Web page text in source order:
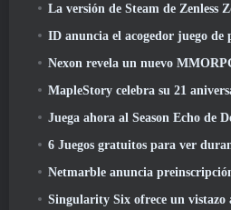
La versión de Steam de Zenless Zone Zero se anuncia
ID anuncia el acogedor juego de plataformas para fiestas Totopia
Nexon revela un nuevo MMORPG isométrico de
MapleStory celebra su 21 aniversario con el
Juega ahora al Season Echo de
6 Juegos gratuitos para ver
Netmarble anuncia preinscripción para la versión global del
Singularity Six ofrece un vistazo a la próxima gran